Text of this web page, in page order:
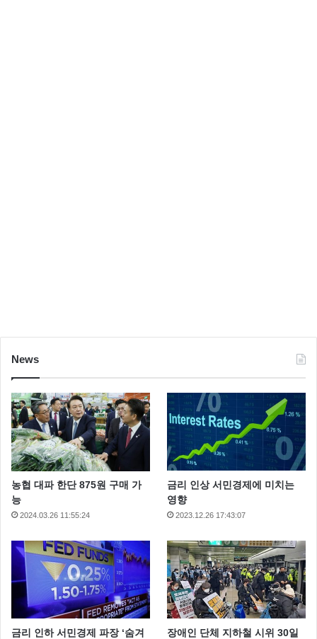
스테파니리 는 2012년 ‘뉴트로지나’ 모델로 발탁 되면서
특유의 ‘뉴~트로지나’ 발음으로 대중들에게 눈도장을
제대로 찍었죠
라디오스타에서 스테파니 리 는 시작부터 털털함을 과
시하며 버터향 물씬 풍기는 ‘뉴트로지나’ 발음으로 큰
웃음을 선사할 예정 입니다.
이날 스테파니 리는 모델이 되기 위해 무작정 찾아간 회
사에서 세계적인 톱모델 ‘타이라 뱅크스’에게 캐스팅 됐
던 사연을 공개 한다고 하는데요 그 동안 숨겨둔 비하인
드 에피소트를 대량 방출해 스튜디오를 웃음 바다로 만
들기도 한다고 해요
News
농협 대파 한단 875원 구매 가
능
2024.03.26 11:55:24
금리 인상 서민경제에 미치는
영향
2023.12.26 17:43:07
금리 인하 서민경제 파장 ‘숨겨
장애인 단체 지하철 시위 30일